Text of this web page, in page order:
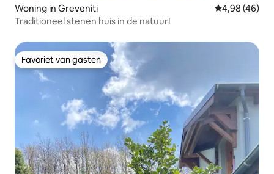
Woning in Greveniti Gemiddelde
4,98 (46)
Traditioneel stenen huis in de natuur!
Favoriet van gasten
Favoriet van gasten